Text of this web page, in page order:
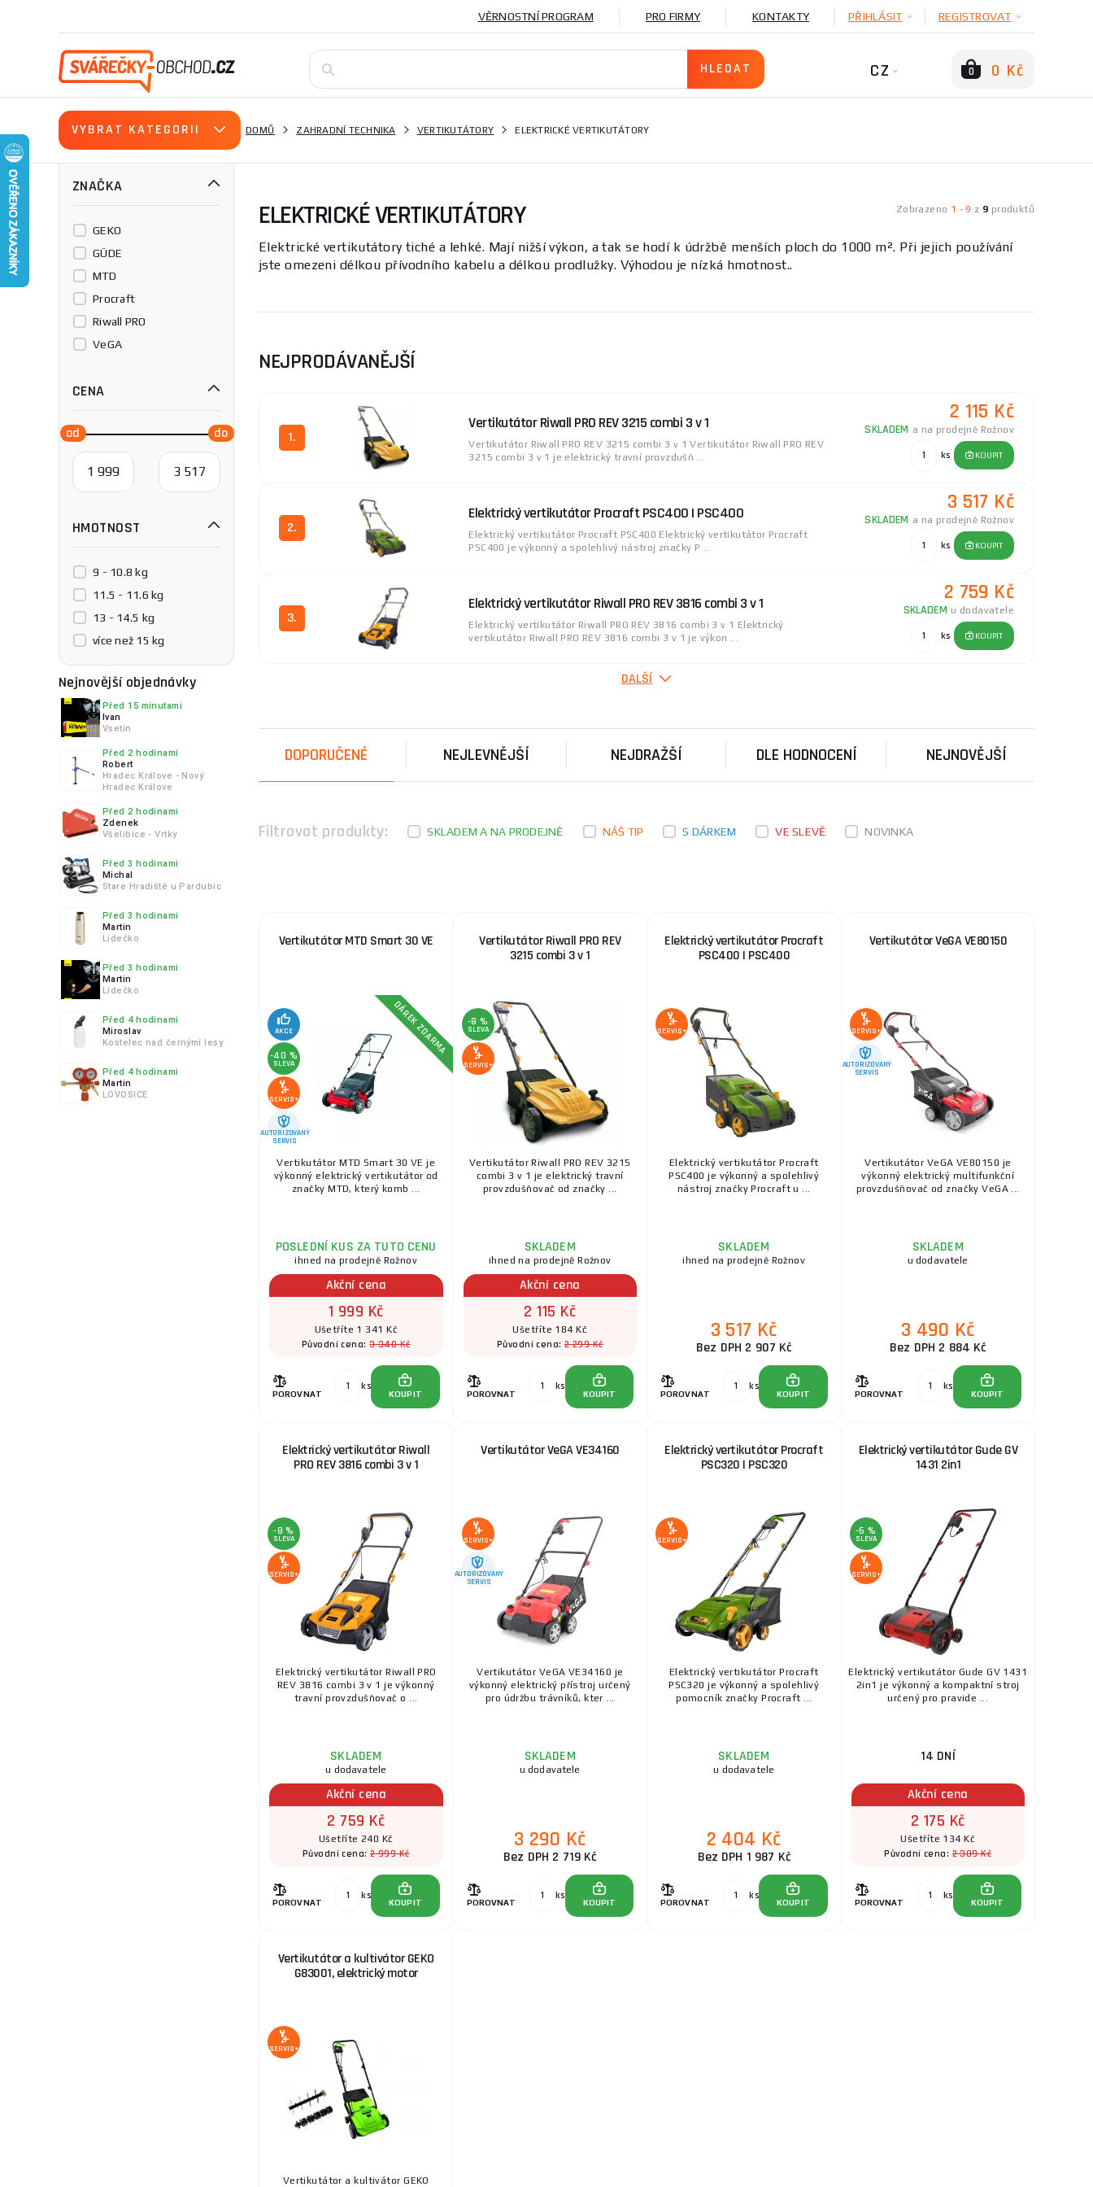
VĚRNOSTNÍ PROGRAM PRO FIRMY KONTAKTY PŘIHLÁSIT REGISTROVAT
CZ 0 0 Kč
VYBRAT KATEGORII DOMŮ ZAHRADNÍ TECHNIKA VERTIKUTÁTORY ELEKTRICKÉ VERTIKUTÁTORY
ZNAČKA
GEKO
GÜDE
MTD
Procraft
Riwall PRO
VeGA
CENA
HMOTNOST
9 - 10.8 kg
11.5 - 11.6 kg
13 - 14.5 kg
více než 15 kg
Nejnovější objednávky
Před 15 minutami
Ivan
Vsetín
Před 2 hodinami
Robert
Hradec Králove - Nový
Hradec Králove
Před 2 hodinami
Zdenek
Všelibice - Vrtky
Před 3 hodinami
Michal
Stare Hradiště u Pardubic
Před 3 hodinami
Martin
Lidečko
Před 3 hodinami
Martin
Lidečko
Před 4 hodinami
Miroslav
Kostelec nad černými lesy
Před 4 hodinami
Martin
LOVOSICE
Zobrazeno 1 -9 z 9 produktů
ELEKTRICKÉ VERTIKUTÁTORY
Elektrické vertikutátory tiché a lehké. Mají nižší výkon, a tak se hodí k údržbě menších ploch do 1000 m². Při jejich používání
jste omezeni délkou přívodního kabelu a délkou prodlužky. Výhodou je nízká hmotnost..
NEJPRODÁVANĚJŠÍ
1.
Vertikutátor Riwall PRO REV 3215 combi 3 v 1
Vertikutátor Riwall PRO REV 3215 combi 3 v 1 Vertikutátor Riwall PRO REV
3215 combi 3 v 1 je elektrický travní provzdušň ...
2 115 Kč
SKLADEM a na prodejně Rožnov
ks KOUPIT
2.
Elektrický vertikutátor Procraft PSC400 | PSC400
Elektrický vertikutátor Procraft PSC400 Elektrický vertikutátor Procraft
PSC400 je výkonný a spolehlivý nástroj značky P ...
3 517 Kč
SKLADEM a na prodejně Rožnov
ks KOUPIT
3.
Elektrický vertikutátor Riwall PRO REV 3816 combi 3 v 1
Elektrický vertikutátor Riwall PRO REV 3816 combi 3 v 1 Elektrický
vertikutátor Riwall PRO REV 3816 combi 3 v 1 je výkon ...
2 759 Kč
SKLADEM u dodavatele
ks KOUPIT
elektrický vertikutátor od značky MTD, který kombin ...
ks
DALŠÍ
DOPORUČENÉ NEJLEVNĚJŠÍ NEJDRAŽŠÍ DLE HODNOCENÍ NEJNOVĚJŠÍ
Filtrovat produkty: SKLADEM A NA PRODEJNĚ NÁŠ TIP S DÁRKEM VE SLEVĚ NOVINKA
Vertikutátor MTD Smart 30 VE
AKCE
-40 %
SLEVA
SERVIS+
AUTORIZOVANÝ
SERVIS
DÁREK ZDARMA
Vertikutátor MTD Smart 30 VE je
výkonný elektrický vertikutátor od
značky MTD, který komb ...
POSLEDNÍ KUS ZA TUTO CENU
ihned na prodejně Rožnov
Akční cena
1 999 Kč
Ušetříte 1 341 Kč
Původní cena:3 340 Kč
POROVNAT
ks
KOUPIT
Vertikutátor Riwall PRO REV
3215 combi 3 v 1
-8 %
SLEVA
SERVIS+
Vertikutátor Riwall PRO REV 3215
combi 3 v 1 je elektrický travní
provzdušňovač od značky ...
SKLADEM
ihned na prodejně Rožnov
Akční cena
2 115 Kč
Ušetříte 184 Kč
Původní cena:2 299 Kč
POROVNAT
ks
KOUPIT
Elektrický vertikutátor Procraft
PSC400 | PSC400
SERVIS+
Elektrický vertikutátor Procraft
PSC400 je výkonný a spolehlivý
nástroj značky Procraft u ...
SKLADEM
ihned na prodejně Rožnov
3 517 Kč
Bez DPH 2 907 Kč
POROVNAT
ks
KOUPIT
Vertikutátor VeGA VE80150
SERVIS+
AUTORIZOVANÝ
SERVIS
Vertikutátor VeGA VE80150 je
výkonný elektrický multifunkční
provzdušňovač od značky VeGA ...
SKLADEM
u dodavatele
3 490 Kč
Bez DPH 2 884 Kč
POROVNAT
ks
KOUPIT
Elektrický vertikutátor Riwall
PRO REV 3816 combi 3 v 1
-8 %
SLEVA
SERVIS+
Elektrický vertikutátor Riwall PRO
REV 3816 combi 3 v 1 je výkonný
travní provzdušňovač o ...
SKLADEM
u dodavatele
Akční cena
2 759 Kč
Ušetříte 240 Kč
Původní cena:2 999 Kč
POROVNAT
ks
KOUPIT
Vertikutátor VeGA VE34160
SERVIS+
AUTORIZOVANÝ
SERVIS
Vertikutátor VeGA VE34160 je
výkonný elektrický přístroj určený
pro údržbu trávníků, kter ...
SKLADEM
u dodavatele
3 290 Kč
Bez DPH 2 719 Kč
POROVNAT
ks
KOUPIT
Elektrický vertikutátor Procraft
PSC320 | PSC320
SERVIS+
Elektrický vertikutátor Procraft
PSC320 je výkonný a spolehlivý
pomocník značky Procraft ...
SKLADEM
u dodavatele
2 404 Kč
Bez DPH 1 987 Kč
POROVNAT
ks
KOUPIT
Elektrický vertikutátor Gude GV
1431 2in1
-6 %
SLEVA
SERVIS+
Elektrický vertikutátor Gude GV 1431
2in1 je výkonný a kompaktní stroj
určený pro pravide ...
14 DNÍ
Akční cena
2 175 Kč
Ušetříte 134 Kč
Původní cena:2 309 Kč
POROVNAT
ks
KOUPIT
Vertikutátor a kultivátor GEKO
G83001, elektrický motor
SERVIS+
Vertikutátor a kultivátor GEKO